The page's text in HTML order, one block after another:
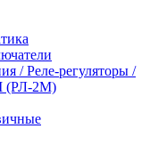
/ Реле-регуляторы /
(РЛ-2М)